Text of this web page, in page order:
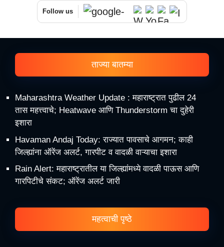
Follow us
ताज्या बातम्या
Maharashtra Weather Update : महाराष्ट्रात पुढील 24
तास महत्त्वाचे; Heatwave आणि Thunderstorm चा दुहेरी
इशारा
Havaman Andaj Today: राज्यात पावसाचे आगमन; काही
जिल्ह्यांना ऑरेंज अलर्ट, गारपीट व वादळी वाऱ्याचा इशारा
Rain Alert: महाराष्ट्रातील या जिल्ह्यांमध्ये वादळी पाऊस आणि
गारपिटीचे संकट; ऑरेंज अलर्ट जारी
महत्वाची पृष्ठे